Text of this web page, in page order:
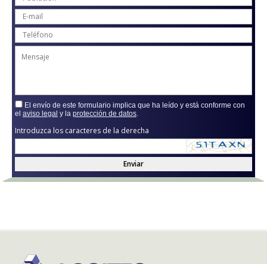
El envío de este formulario implica que ha leído y está conforme con
el aviso legal y la protección de datos
Introduzca los caracteres de la derecha
Enviar